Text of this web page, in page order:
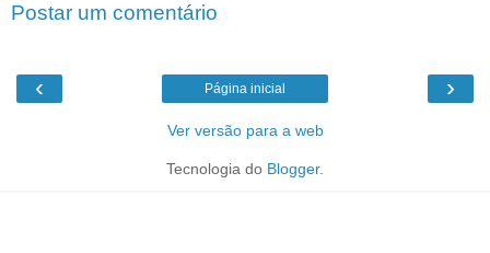
Postar um comentário
‹ ›
Página inicial
Ver versão para a web
Tecnologia do Blogger.